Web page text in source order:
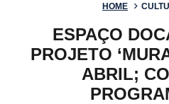
HOME
ESPAÇO
PROJETO
ABRIL;